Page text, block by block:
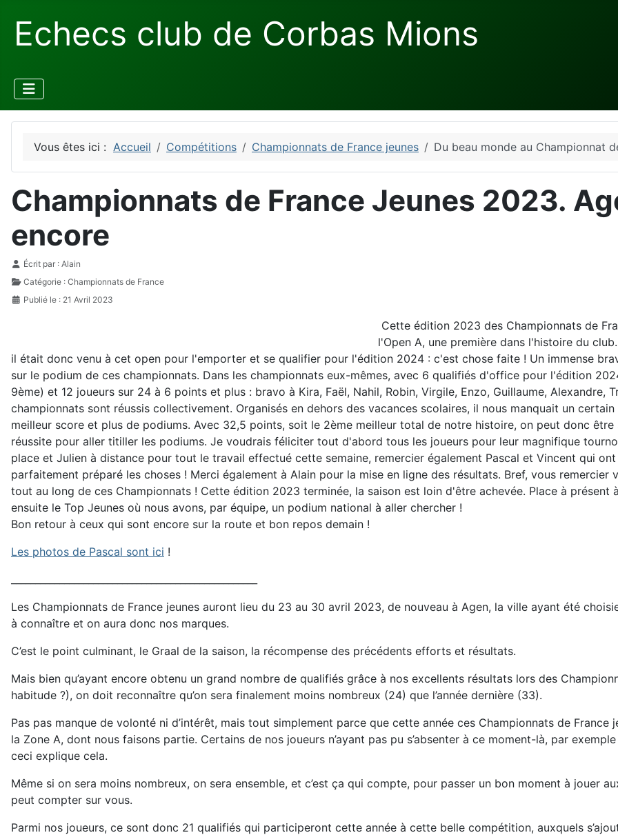
Echecs club de Corbas Mions
Vous êtes ici : Accueil Compétitions Championnats de France jeunes Du beau monde au Championnat
Championnats de France Jeunes 2023.
encore
Détails
Écrit par : Alain
Catégorie : Championnats de France
Publié le : 21 Avril 2023
Cette édition 2023 des Championnats de
l'Open A, une première dans l'histoire du
il était donc venu à cet open pour l'emporter et se qualifier pour l'édition 2024 : c'est chose faite ! Un immense
sur le podium de ces championnats. Dans les championnats eux-mêmes, avec 6 qualifiés d'office pour l'édition
9ème) et 12 joueurs sur 24 à 6 points et plus : bravo à Kira, Faël, Nahil, Robin, Virgile, Enzo, Guillaume, Alexandre,
championnats sont réussis collectivement. Organisés en dehors des vacances scolaires, il nous manquait un
meilleur score et plus de podiums. Avec 32,5 points, soit le 2ème meilleur total de notre histoire, on peut donc
réussite pour aller titiller les podiums. Je voudrais féliciter tout d'abord tous les joueurs pour leur magnifique
place et Julien à distance pour tout le travail effectué cette semaine, remercier également Pascal et Vincent qui
parfaitement préparé les choses ! Merci également à Alain pour la mise en ligne des résultats. Bref, vous
tout au long de ces Championnats ! Cette édition 2023 terminée, la saison est loin d'être achevée. Place à présent
ensuite le Top Jeunes où nous avons, par équipe, un podium national à aller chercher !
Bon retour à ceux qui sont encore sur la route et bon repos demain !
Les photos de Pascal sont ici !
Les Championnats de France jeunes auront lieu du 23 au 30 avril 2023, de nouveau à Agen, la ville ayant été
à connaître et on aura donc nos marques.
C’est le point culminant, le Graal de la saison, la récompense des précédents efforts et résultats.
Mais bien qu’ayant encore obtenu un grand nombre de qualifiés grâce à nos excellents résultats lors des
habitude ?), on doit reconnaître qu’on sera finalement moins nombreux (24) que l’année dernière (33).
Pas pas manque de volonté ni d’intérêt, mais tout simplement parce que cette année ces Championnats de
la Zone A, dont nous faisons partie. Certains de nos joueurs n’ayant pas pu s’absenter à ce moment-là, par
ceci explique cela.
Même si on sera moins nombreux, on sera ensemble, et c’est ça qui compte, pour passer un bon moment à jouer
peut compter sur vous.
Parmi nos joueurs, ce sont donc 21 qualifiés qui participeront cette année à cette belle compétition, auxquels